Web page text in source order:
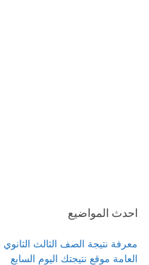
احدث المواضيع
العامة موقع نتيجتك اليوم السابع